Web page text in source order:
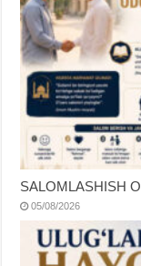
SALOMLASHISH
05/08/2026